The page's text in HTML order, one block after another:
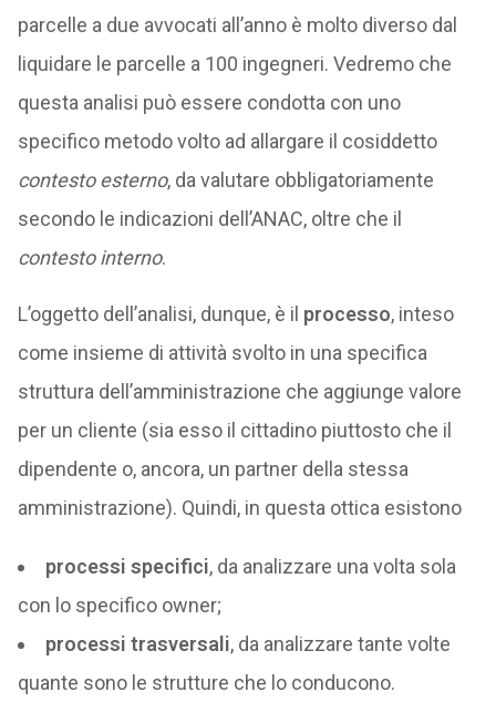
parcelle a due avvocati all’anno è molto diverso dal
liquidare le parcelle a 100 ingegneri. Vedremo che
questa analisi può essere condotta con uno
specifico metodo volto ad allargare il cosiddetto
contesto esterno, da valutare obbligatoriamente
secondo le indicazioni dell’ANAC, oltre che il
contesto interno.
L’oggetto dell’analisi, dunque, è il processo, inteso
come insieme di attività svolto in una specifica
struttura dell’amministrazione che aggiunge valore
per un cliente (sia esso il cittadino piuttosto che il
dipendente o, ancora, un partner della stessa
amministrazione). Quindi, in questa ottica esistono
processi specifici, da analizzare una volta sola
con lo specifico owner;
processi trasversali, da analizzare tante volte
quante sono le strutture che lo conducono.